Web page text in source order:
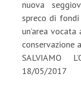
nuova
spreco di
un’area
conservazione
SALVIAMO
18/05/2017